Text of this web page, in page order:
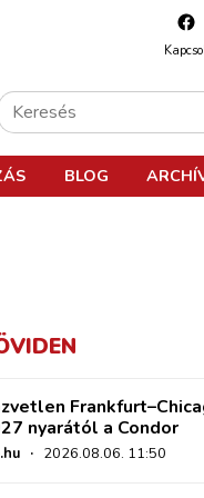
BLOG
nyarától a Condor
· 2026.08.06. 11:50